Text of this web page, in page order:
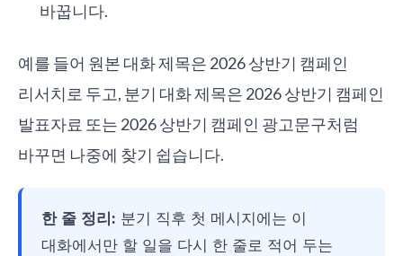
바꿉니다.
예를 들어 원본 대화 제목은 2026 상반기 캠페인
리서치로 두고, 분기 대화 제목은 2026 상반기 캠페인
발표자료 또는 2026 상반기 캠페인 광고문구처럼
바꾸면 나중에 찾기 쉽습니다.
한 줄 정리: 분기 직후 첫 메시지에는 이
대화에서만 할 일을 다시 한 줄로 적어 두는